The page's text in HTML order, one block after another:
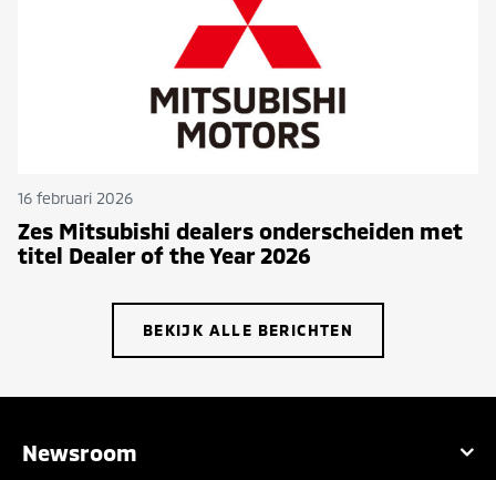
16 februari 2026
Zes Mitsubishi dealers onderscheiden met
titel Dealer of the Year 2026
BEKIJK ALLE BERICHTEN
Newsroom